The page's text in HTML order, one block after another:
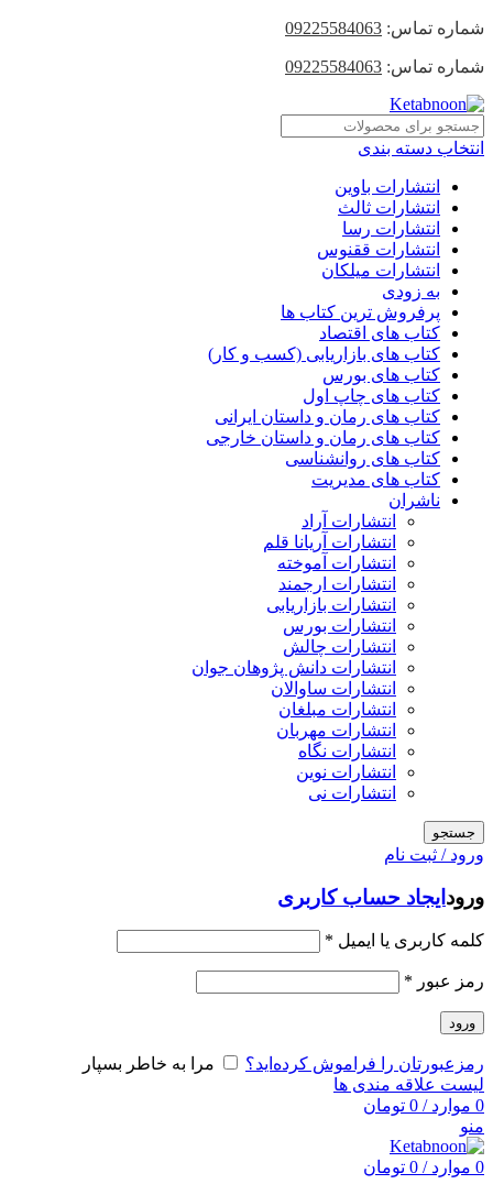
شماره تماس: 09225584063
شماره تماس: 09225584063
انتخاب دسته بندی
انتشارات باوین
انتشارات ثالث
انتشارات رسا
انتشارات ققنوس
انتشارات میلکان
به زودی
پرفروش ترین کتاب ها
کتاب های اقتصاد
کتاب های بازاریابی (کسب و کار)
کتاب های بورس
کتاب های چاپ اول
کتاب های رمان و داستان ایرانی
کتاب های رمان و داستان خارجی
کتاب های روانشناسی
کتاب های مدیریت
ناشران
انتشارات آراد
انتشارات آریانا قلم
انتشارات آموخته
انتشارات ارجمند
انتشارات بازاریابی
انتشارات بورس
انتشارات چالش
انتشارات دانش پژوهان جوان
انتشارات ساوالان
انتشارات مبلغان
انتشارات مهربان
انتشارات نگاه
انتشارات نوین
انتشارات نی
جستجو
ورود / ثبت نام
ورود ایجاد حساب کاربری
کلمه کاربری یا ایمیل *
رمز عبور *
ورود
رمزعبورتان را فراموش کرده‌اید؟
مرا به خاطر بسپار
لیست علاقه مندی ها
0 موارد /
0 تومان
منو
0 موارد /
0 تومان